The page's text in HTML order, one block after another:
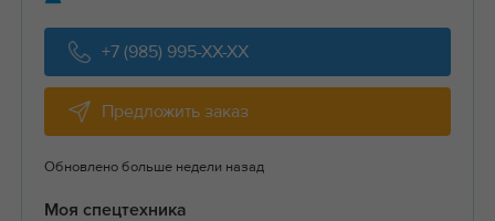
+7 (985) 995-XX-XX
Предложить заказ
Обновлено больше недели назад
Моя спецтехника